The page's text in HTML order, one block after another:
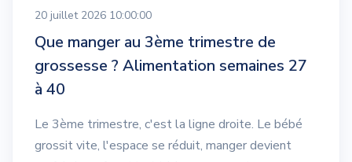
20 juillet 2026 10:00:00
Que manger au 3ème trimestre de
grossesse ? Alimentation semaines 27
à 40
Le 3ème trimestre, c'est la ligne droite. Le bébé
grossit vite, l'espace se réduit, manger devient